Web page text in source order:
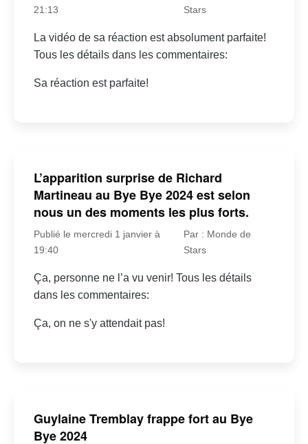
21:13
Stars
La vidéo de sa réaction est absolument parfaite!
Tous les détails dans les commentaires:
Sa réaction est parfaite!
L’apparition surprise de Richard
Martineau au Bye Bye 2024 est selon
nous un des moments les plus forts.
Publié le mercredi 1 janvier à
19:40
Par : Monde de
Stars
Ça, personne ne l’a vu venir! Tous les détails
dans les commentaires:
Ça, on ne s'y attendait pas!
Guylaine Tremblay frappe fort au Bye
Bye 2024